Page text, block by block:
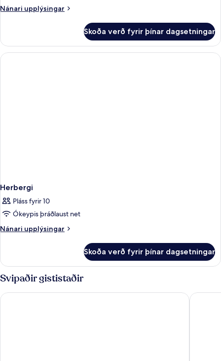
Nánari upplýsingar
Nánari
Skoða verð fyrir þínar dagsetningar
Herbergi
Pláss fyrir 10
Ókeypis þráðlaust net
Nánari upplýsingar
Nánari
Skoða verð fyrir þínar dagsetningar
Svipaðir gististaðir
Sorat Hotel Saxx Nürnberg Scandic